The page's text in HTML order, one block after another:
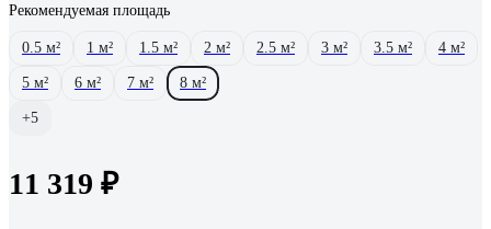
Рекомендуемая площадь
0.5 м² 1 м² 1.5 м² 2 м² 2.5 м² 3 м² 3.5 м² 4 м²
5 м² 6 м² 7 м² 8 м²
+5
11 319 ₽